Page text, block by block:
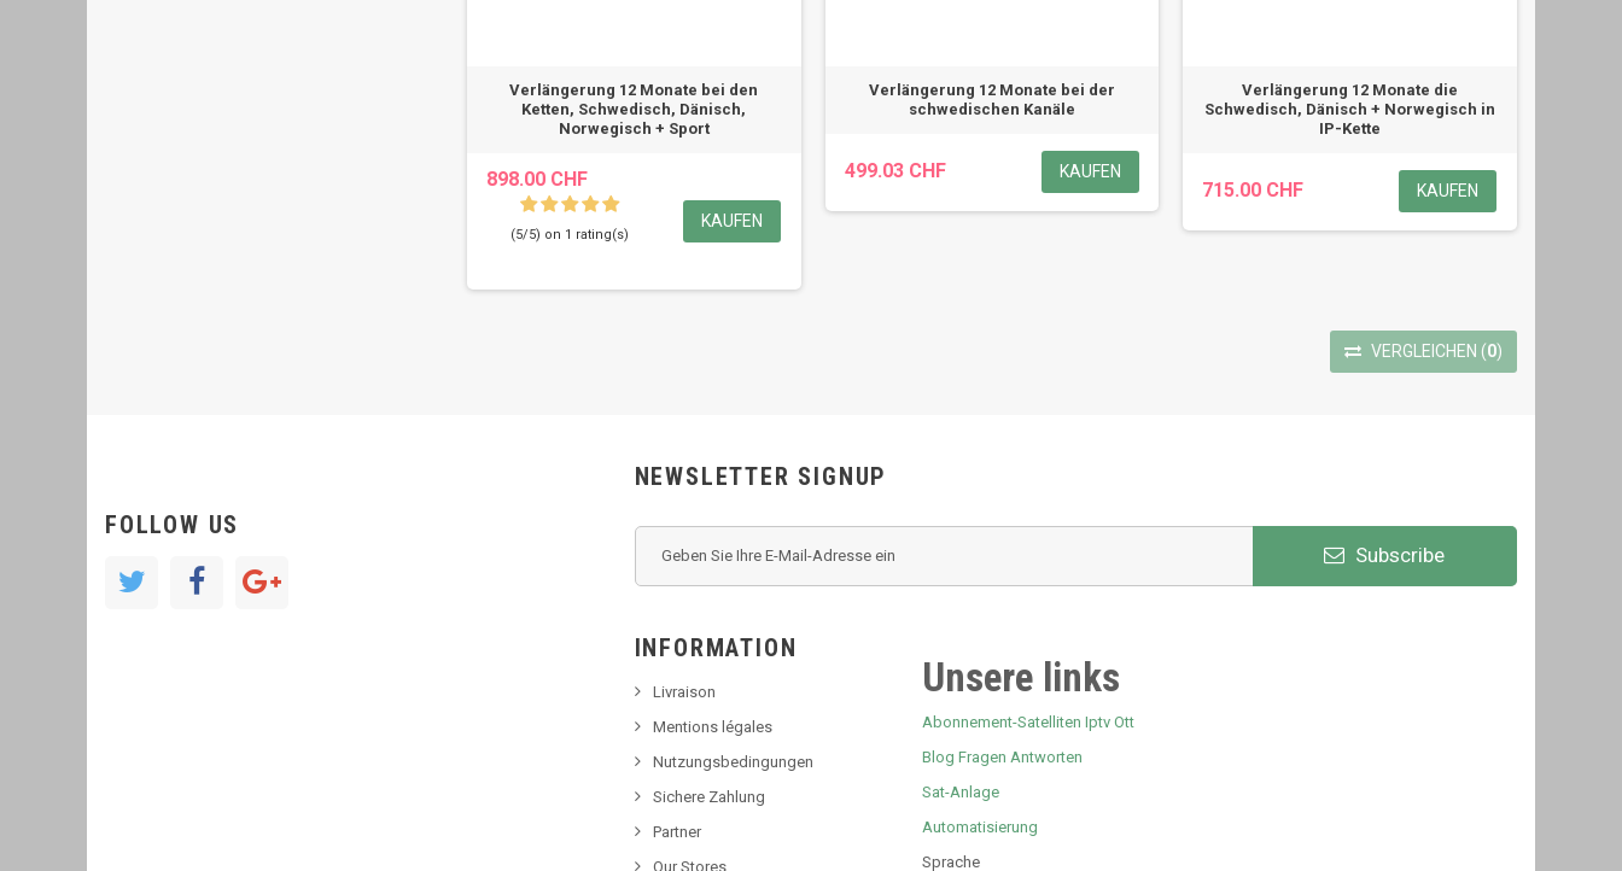
Verlängerung 12 Monate bei den
Ketten, Schwedisch, Dänisch,
Norwegisch + Sport
898.00 CHF
(5/5) on 1 rating(s)
KAUFEN
Verlängerung 12 Monate bei der
schwedischen Kanäle
499.03 CHF KAUFEN
Verlängerung 12 Monate die
Schwedisch, Dänisch + Norwegisch in
IP-Kette
715.00 CHF KAUFEN
VERGLEICHEN (0)
FOLLOW US
NEWSLETTER SIGNUP
Subscribe
INFORMATION
Livraison
Mentions légales
Nutzungsbedingungen
Sichere Zahlung
Partner
Our Stores
Unsere links
Abonnement-Satelliten Iptv Ott
Blog Fragen Antworten
Sat-Anlage
Automatisierung
Sprache